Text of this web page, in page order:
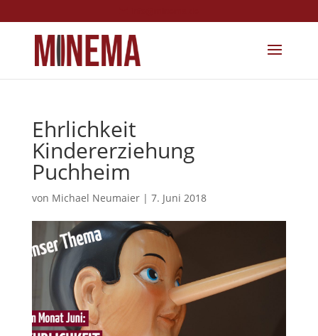
Ehrlichkeit
Kindererziehung
Puchheim
von Michael Neumaier| 7. Juni 2018